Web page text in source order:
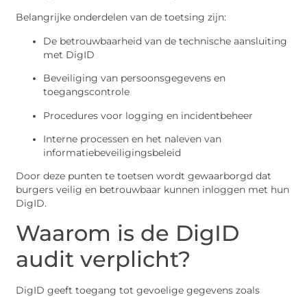
Belangrijke onderdelen van de toetsing zijn:
De betrouwbaarheid van de technische aansluiting
met DigID
Beveiliging van persoonsgegevens en
toegangscontrole
Procedures voor logging en incidentbeheer
Interne processen en het naleven van
informatiebeveiligingsbeleid
Door deze punten te toetsen wordt gewaarborgd dat
burgers veilig en betrouwbaar kunnen inloggen met hun
DigID.
Waarom is de DigID
audit verplicht?
DigID geeft toegang tot gevoelige gegevens zoals